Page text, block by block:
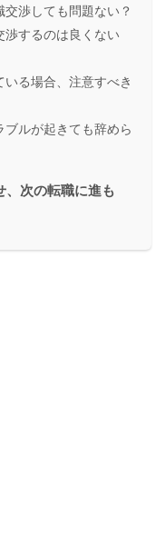
渉しても問題ない？
渉するのは良くない
る場合、注意すべき
ルが起きても辞めら
、次の転職に進も